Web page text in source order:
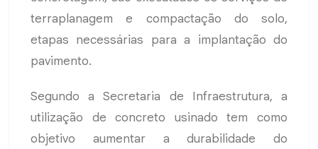
terraplanagem e compactação do solo,
etapas necessárias para a implantação do
pavimento.
Segundo a Secretaria de Infraestrutura, a
utilização de concreto usinado tem como
objetivo aumentar a durabilidade do